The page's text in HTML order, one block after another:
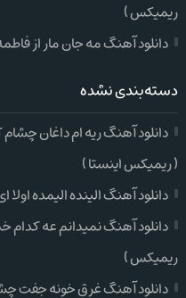
ریمیکس )
دانلود آهنگ مه جان مار از
دسته‌بندی نشده
دانلود آهنگ ریه ام داغان
( ریمیکس اینستا )
دانلود آهنگ الینده الیمده
دانلود آهنگ نمیدانم عه کدام
ریمیکس )
دانلود آهنگ غرق خونه جفت